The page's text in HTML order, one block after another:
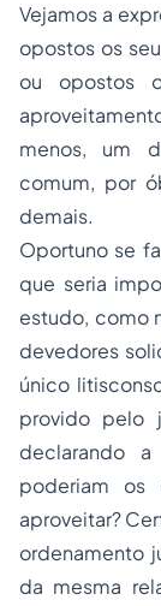
Vejamos a
opostos os
ou opostos
menos, um
comum, por
demais.
Oportuno se
que seria
estudo, como
devedores
único
provido pelo
declarando
poderiam os
aproveitar?
ordenamento
da mesma